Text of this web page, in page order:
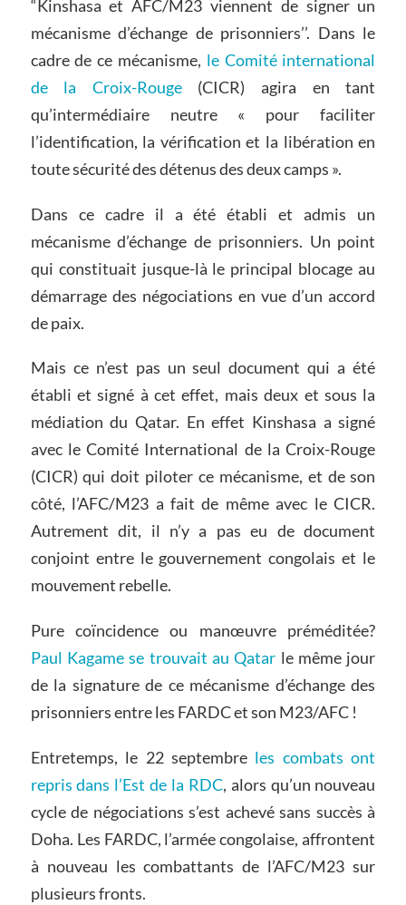
“Kinshasa et AFC/M23 viennent de signer un
mécanisme d’échange de prisonniers’’. Dans le
cadre de ce mécanisme, le Comité international
de la Croix-Rouge(CICR) agira en tant
qu’intermédiaire neutre « pour faciliter
l’identification, la vérification et la libération en
toute sécurité des détenus des deux camps ».
Dans ce cadre il a été établi et admis un
mécanisme d’échange de prisonniers. Un point
qui constituait jusque-là le principal blocage au
démarrage des négociations en vue d’un accord
de paix.
Mais ce n’est pas un seul document qui a été
établi et signé à cet effet, mais deux et sous la
médiation du Qatar. En effet Kinshasa a signé
avec le Comité International de la Croix-Rouge
(CICR) qui doit piloter ce mécanisme, et de son
côté, l’AFC/M23 a fait de même avec le CICR.
Autrement dit, il n’y a pas eu de document
conjoint entre le gouvernement congolais et le
mouvement rebelle.
Pure coïncidence ou manœuvre préméditée?
Paul Kagame se trouvait au Qatar le même jour
de la signature de ce mécanisme d’échange des
prisonniers entre les FARDC et son M23/AFC !
Entretemps, le 22 septembre les combats ont
repris dans l’Est de la RDC, alors qu’un nouveau
cycle de négociations s’est achevé sans succès à
Doha. Les FARDC, l’armée congolaise, affrontent
à nouveau les combattants de l’AFC/M23 sur
plusieurs fronts.